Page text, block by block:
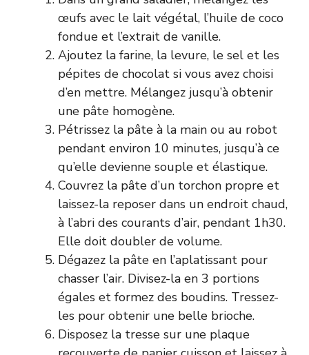
œufs avec le lait végétal, l’huile de coco
fondue et l’extrait de vanille.
Ajoutez la farine, la levure, le sel et les
pépites de chocolat si vous avez choisi
d’en mettre. Mélangez jusqu’à obtenir
une pâte homogène.
Pétrissez la pâte à la main ou au robot
pendant environ 10 minutes, jusqu’à ce
qu’elle devienne souple et élastique.
Couvrez la pâte d’un torchon propre et
laissez-la reposer dans un endroit chaud,
à l’abri des courants d’air, pendant 1h30.
Elle doit doubler de volume.
Dégazez la pâte en l’aplatissant pour
chasser l’air. Divisez-la en 3 portions
égales et formez des boudins. Tressez-
les pour obtenir une belle brioche.
Disposez la tresse sur une plaque